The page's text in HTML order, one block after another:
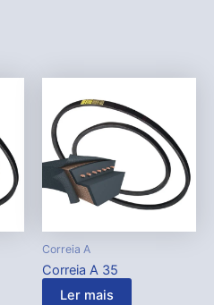
Correia A
Correia A 35
Ler mais